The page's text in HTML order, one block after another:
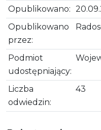
Opublikowano:
Opublikowano
przez:
Podmiot
udostępniający:
Liczba
odwiedzin:
43